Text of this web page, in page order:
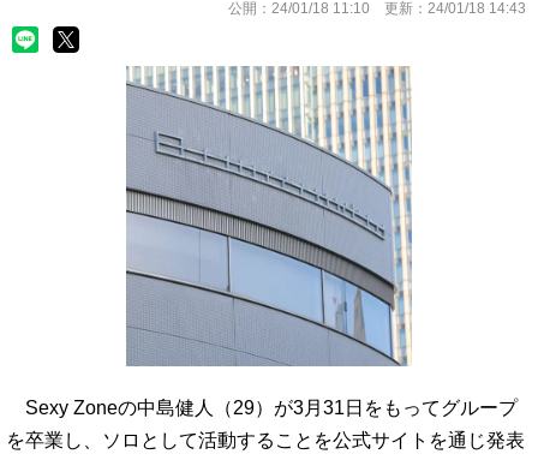
公開： 24/01/18 11:10 更新： 24/01/18 14:43
Sexy Zoneの中島健人（29）が3月31日をもってグループ
を卒業し、ソロとして活動することを公式サイトを通じ発表